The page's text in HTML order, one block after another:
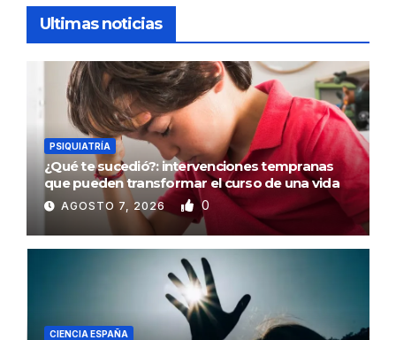
Ultimas noticias
PSIQUIATRÍA
¿Qué te sucedió?: intervenciones tempranas
que pueden transformar el curso de una vida
AGOSTO 7, 2026 0
CIENCIA ESPAÑA